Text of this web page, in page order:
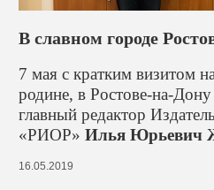
В славном городе
7 мая с кратким визитом
родине, в Ростове-на-
главный редактор
«РИОР» Илья Юрьевич
16.05.2019